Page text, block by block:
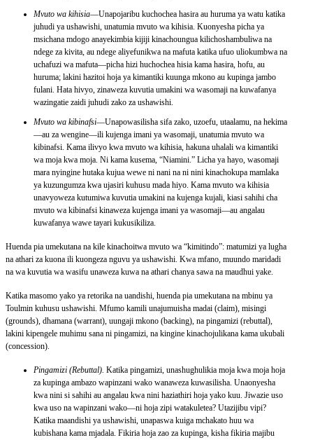
Mvuto wa kihisia—Unapojaribu kuchochea hasira au huruma ya watu katika
juhudi ya ushawishi, unatumia mvuto wa kihisia. Kuonyesha picha ya
msichana mdogo anayekimbia kijiji kinachoungua kilichoshambuliwa na
ndege za kivita, au ndege aliyefunikwa na mafuta katika ufuo uliokumbwa na
uchafuzi wa mafuta—picha hizi huchochea hisia kama hasira, hofu, au
huruma; lakini hazitoi hoja ya kimantiki kuunga mkono au kupinga jambo
fulani. Hata hivyo, zinaweza kuvutia umakini wa wasomaji na kuwafanya
wazingatie zaidi juhudi zako za ushawishi.
Mvuto wa kibinafsi—Unapowasilisha sifa zako, uzoefu, utaalamu, na hekima
—au za wengine—ili kujenga imani ya wasomaji, unatumia mvuto wa
kibinafsi. Kama ilivyo kwa mvuto wa kihisia, hakuna uhalali wa kimantiki
wa moja kwa moja. Ni kama kusema, “Niamini.” Licha ya hayo, wasomaji
mara nyingine hutaka kujua wewe ni nani na ni nini kinachokupa mamlaka
ya kuzungumza kwa ujasiri kuhusu mada hiyo. Kama mvuto wa kihisia
unavyoweza kutumiwa kuvutia umakini na kujenga kujali, kiasi sahihi cha
mvuto wa kibinafsi kinaweza kujenga imani ya wasomaji—au angalau
kuwafanya wawe tayari kukusikiliza.
Huenda pia umekutana na kile kinachoitwa mvuto wa “kimitindo”: matumizi ya lugha
na athari za kuona ili kuongeza nguvu ya ushawishi. Kwa mfano, muundo maridadi
na wa kuvutia wa wasifu unaweza kuwa na athari chanya sawa na maudhui yake.
Katika masomo yako ya retorika na uandishi, huenda pia umekutana na mbinu ya
Toulmin kuhusu ushawishi. Mfumo kamili unajumuisha madai (claim), misingi
(grounds), dhamana (warrant), uungaji mkono (backing), na pingamizi (rebuttal),
lakini kipengele muhimu sana ni pingamizi, na kingine kinachojulikana kama ukubali
(concession).
Pingamizi (Rebuttal). Katika pingamizi, unashughulikia moja kwa moja hoja
za kupinga ambazo wapinzani wako wanaweza kuwasilisha. Unaonyesha
kwa nini si sahihi au angalau kwa nini haziathiri hoja yako kuu. Jiwazie uso
kwa uso na wapinzani wako—ni hoja zipi watakuletea? Utazijibu vipi?
Katika maandishi ya ushawishi, unapaswa kuiga mchakato huu wa
kubishana kama mjadala. Fikiria hoja zao za kupinga, kisha fikiria majibu